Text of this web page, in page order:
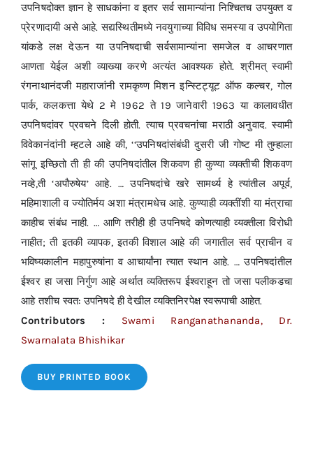
उपनिषदोक्त ज्ञान हे साधकांना व इतर सर्व सामान्यांना निश्चितच उपयुक्त व
प्रेरणादायी असे आहे. सद्यस्थितीमध्ये नवयुगाच्या विविध समस्या व उपयोगिता
यांकडे लक्ष देऊन या उपनिषदाची सर्वसामान्यांना समजेल व आचरणात
आणता येईल अशी व्याख्या करणे अत्यंत आवश्यक होते. श्रीमत् स्वामी
रंगनाथानंदजी महाराजांनी रामकृष्ण मिशन इन्स्टिट्यूट ऑफ कल्चर, गोल
पार्क, कलकत्ता येथे 2 मे 1962 ते 19 जानेवारी 1963 या कालावधीत
उपनिषदांवर प्रवचने दिली होती. त्याच प्रवचनांचा मराठी अनुवाद. स्वामी
विवेकानंदांनी म्हटले आहे की, ‘‘उपनिषदांसंबंधी दुसरी जी गोष्ट मी तुम्हाला
सांगू इच्छितो ती ही की उपनिषदांतील शिकवण ही कुण्या व्यक्तीची शिकवण
नव्हे,ती ‘अपौरुषेय’ आहे. … उपनिषदांचे खरे सामर्थ्य हे त्यांतील अपूर्व,
महिमाशाली व ज्योतिर्मय अशा मंत्रामधेच आहे. कुण्याही व्यक्तींशी या मंत्राचा
काहीच संबंध नाही. … आणि तरीही ही उपनिषदे कोणत्याही व्यक्तीला विरोधी
नाहीत; ती इतकी व्यापक, इतकी विशाल आहे की जगातील सर्व प्राचीन व
भविष्यकालीन महापुरुषांना व आचार्यांना त्यात स्थान आहे. … उपनिषदांतील
ईश्वर हा जसा निर्गुण आहे अर्थात व्यक्तिरूप ईश्वराहून तो जसा पलीकडचा
आहे तशीच स्वत: उपनिषदे ही देखील व्यक्तिनिरपेक्ष स्वरूपाची आहेत.
Contributors :
Swami Ranganathananda, Dr.
Swarnalata Bhishikar
BUY PRINTED BOOK